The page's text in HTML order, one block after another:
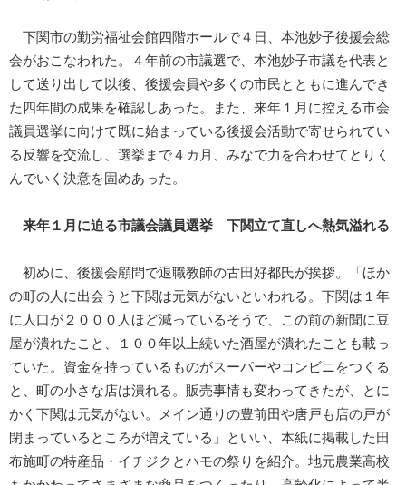
下関市の勤労福祉会館四階ホールで４日、本池妙子後援会総
会がおこなわれた。４年前の市議選で、本池妙子市議を代表と
して送り出して以後、後援会員や多くの市民とともに進んでき
た四年間の成果を確認しあった。また、来年１月に控える市会
議員選挙に向けて既に始まっている後援会活動で寄せられてい
る反響を交流し、選挙まで４カ月、みなで力を合わせてとりく
んでいく決意を固めあった。
来年１月に迫る市議会議員選挙 下関立て直しへ熱気溢れる
初めに、後援会顧問で退職教師の古田好都氏が挨拶。「ほか
の町の人に出会うと下関は元気がないといわれる。下関は１年
に人口が２０００人ほど減っているそうで、この前の新聞に豆
屋が潰れたこと、１００年以上続いた酒屋が潰れたことも載っ
ていた。資金を持っているものがスーパーやコンビニをつくる
と、町の小さな店は潰れる。販売事情も変わってきたが、とに
かく下関は元気がない。メイン通りの豊前田や唐戸も店の戸が
閉まっているところが増えている」といい、本紙に掲載した田
布施町の特産品・イチジクとハモの祭りを紹介。地元農業高校